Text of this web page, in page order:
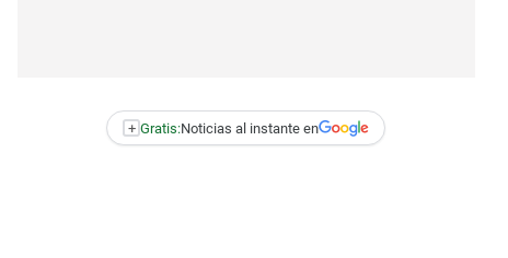
+ Gratis:Noticias al instante en